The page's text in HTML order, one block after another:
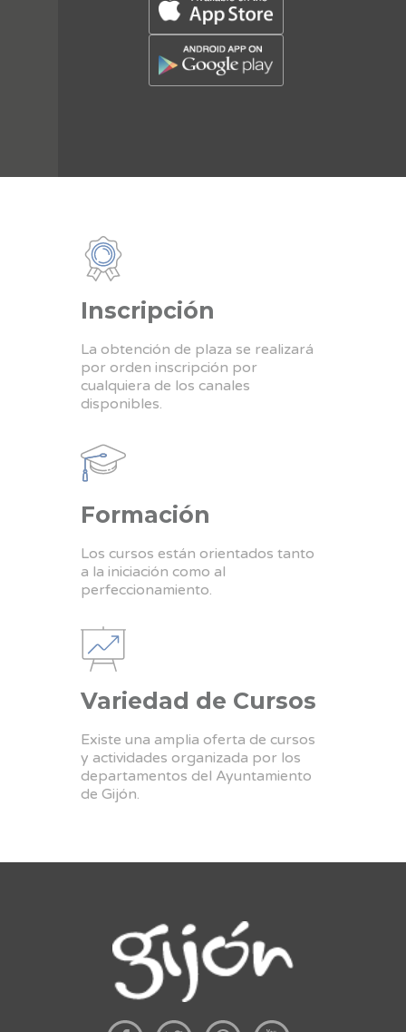
Inscripción
La obtención de plaza se realizará
por orden inscripción por
cualquiera de los canales
disponibles.
Formación
Los cursos están orientados tanto
a la iniciación como al
perfeccionamiento.
Variedad de Cursos
Existe una amplia oferta de cursos
y actividades organizada por los
departamentos del Ayuntamiento
de Gijón.